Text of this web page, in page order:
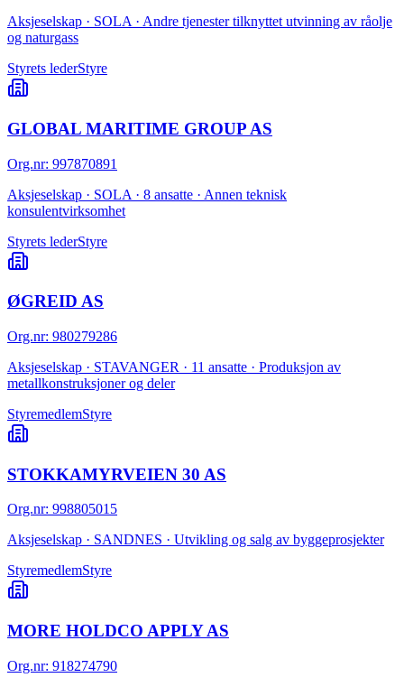
Aksjeselskap · SOLA · Andre tjenester tilknyttet utvinning av råolje
og naturgass
Styrets lederStyre
GLOBAL MARITIME GROUP AS
Org.nr: 997870891
Aksjeselskap · SOLA · 8 ansatte · Annen teknisk
konsulentvirksomhet
Styrets lederStyre
ØGREID AS
Org.nr: 980279286
Aksjeselskap · STAVANGER · 11 ansatte · Produksjon av
metallkonstruksjoner og deler
StyremedlemStyre
STOKKAMYRVEIEN 30 AS
Org.nr: 998805015
Aksjeselskap · SANDNES · Utvikling og salg av byggeprosjekter
StyremedlemStyre
MORE HOLDCO APPLY AS
Org.nr: 918274790